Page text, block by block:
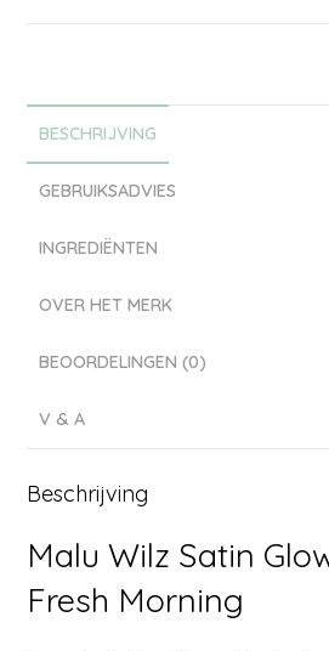
BESCHRIJVING
GEBRUIKSADVIES
INGREDIËNTEN
OVER HET MERK
BEOORDELINGEN (0)
V & A
Beschrijving
Malu Wilz Satin
Fresh Morning